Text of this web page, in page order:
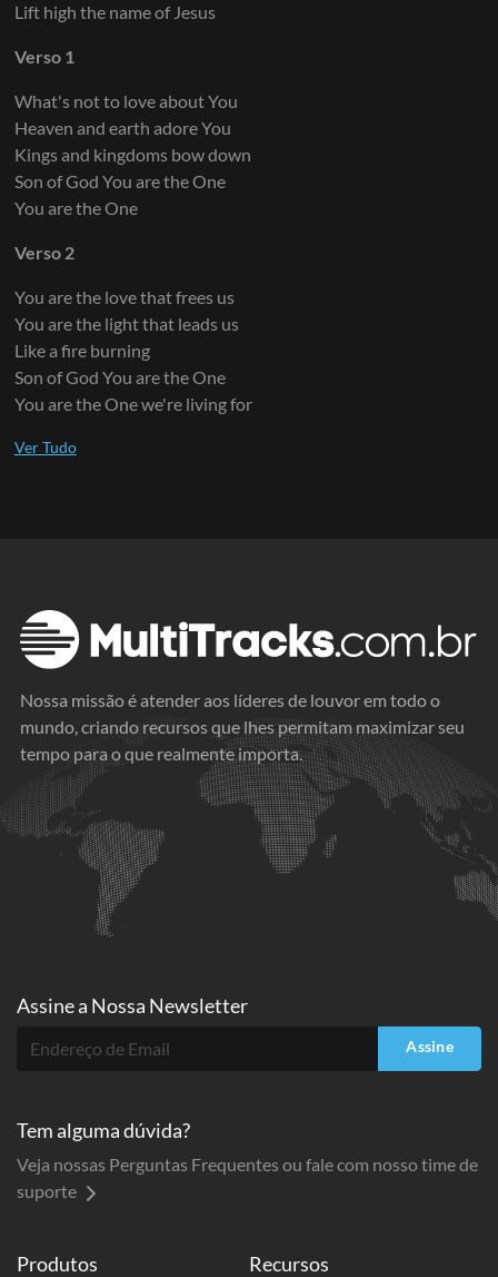
Lift high the name of Jesus
Verso 1
What's not to love about You
Heaven and earth adore You
Kings and kingdoms bow down
Son of God You are the One
You are the One
Verso 2
You are the love that frees us
You are the light that leads us
Like a fire burning
Son of God You are the One
You are the One we're living for
Nossa missão é atender aos líderes de louvor em todo o
mundo, criando recursos que lhes permitam maximizar seu
tempo para o que realmente importa.
Produtos Recursos
Assine a Nossa Newsletter
Assine
Tem alguma dúvida?
Veja nossas Perguntas Frequentes ou fale com nosso time de
suporte